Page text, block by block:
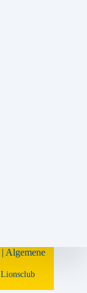
| Algemene
Lionsclub